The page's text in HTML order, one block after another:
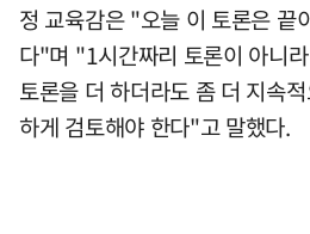
정 교육감은 "오늘 이 토론은 끝
다"며 "1시간짜리 토론이 아니
토론을 더 하더라도 좀 더 지속
하게 검토해야 한다"고 말했다.